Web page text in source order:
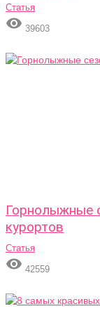
Статья
 39603
Горнолыжные
курортов
Статья
 42559